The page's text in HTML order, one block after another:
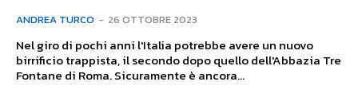
ANDREA TURCO - 26 OTTOBRE 2023
Nel giro di pochi anni l'Italia potrebbe avere un nuovo
birrificio trappista, il secondo dopo quello dell'Abbazia Tre
Fontane di Roma. Sicuramente è ancora...